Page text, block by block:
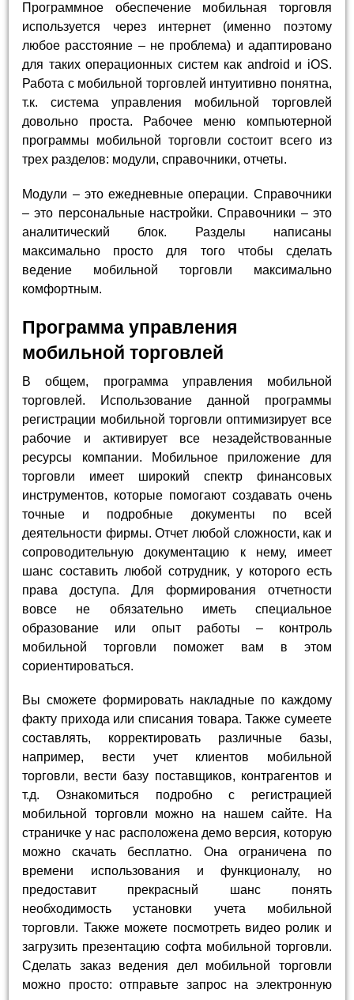
Программное обеспечение мобильная торговля
используется через интернет (именно поэтому
любое расстояние – не проблема) и адаптировано
для таких операционных систем как android и iOS.
Работа с мобильной торговлей интуитивно понятна,
т.к. система управления мобильной торговлей
довольно проста. Рабочее меню компьютерной
программы мобильной торговли состоит всего из
трех разделов: модули, справочники, отчеты.
Модули – это ежедневные операции. Справочники
– это персональные настройки. Справочники – это
аналитический блок. Разделы написаны
максимально просто для того чтобы сделать
ведение мобильной торговли максимально
комфортным.
Программа управления
мобильной торговлей
В общем, программа управления мобильной
торговлей. Использование данной программы
регистрации мобильной торговли оптимизирует все
рабочие и активирует все незадействованные
ресурсы компании. Мобильное приложение для
торговли имеет широкий спектр финансовых
инструментов, которые помогают создавать очень
точные и подробные документы по всей
деятельности фирмы. Отчет любой сложности, как и
сопроводительную документацию к нему, имеет
шанс составить любой сотрудник, у которого есть
права доступа. Для формирования отчетности
вовсе не обязательно иметь специальное
образование или опыт работы – контроль
мобильной торговли поможет вам в этом
сориентироваться.
Вы сможете формировать накладные по каждому
факту прихода или списания товара. Также сумеете
составлять, корректировать различные базы,
например, вести учет клиентов мобильной
торговли, вести базу поставщиков, контрагентов и
т.д. Ознакомиться подробно с регистрацией
мобильной торговли можно на нашем сайте. На
страничке у нас расположена демо версия, которую
можно скачать бесплатно. Она ограничена по
времени использования и функционалу, но
предоставит прекрасный шанс понять
необходимость установки учета мобильной
торговли. Также можете посмотреть видео ролик и
загрузить презентацию софта мобильной торговли.
Сделать заказ ведения дел мобильной торговли
можно просто: отправьте запрос на электронную